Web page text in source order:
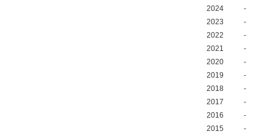
2024
-
2023
-
2022
-
2021
-
2020
-
2019
-
2018
-
2017
-
2016
-
2015
-